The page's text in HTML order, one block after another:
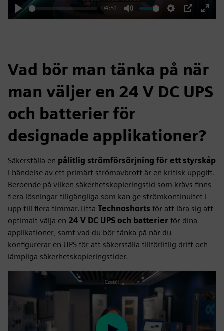
Play
04:51
Mute Settings
PIP
Enter
Vad bör man tänka på när
man väljer en 24 V DC UPS
och batterier för
designade applikationer?
Säkerställa en pålitlig strömförsörjning för ett styrskåp
i händelse av ett primärt strömavbrott är en kritisk uppgift.
Beroende på vilken säkerhetskopieringstid som krävs finns
flera lösningar tillgängliga som kan ge strömkontinuitet i
upp till flera timmar.Titta Technoshorts för att lära sig att
optimalt välja en 24 V DC UPS och batterier för dina
applikationer, samt vad du bör tänka på när du
konfigurerar en UPS för att säkerställa tillförlitlig drift och
lämpliga säkerhetskopieringstider.